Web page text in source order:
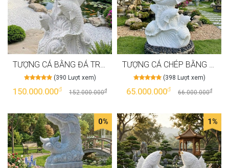
TƯỢNG CÁ BẰNG ĐÁ TRẮNG TỰ NHIÊN NGUYÊN KHỐI, CAO 180CM T4003
(390 Lượt xem)
150.000.000đ 152.000.000đ
TƯỢNG CÁ CHÉP BẰNG ĐÁ TRẮNG TỰ NHIÊN NGUYÊN KHỐI, CAO 1M NGANG 60CM T4001
(398 Lượt xem)
65.000.000đ 66.000.000đ
0% 1%